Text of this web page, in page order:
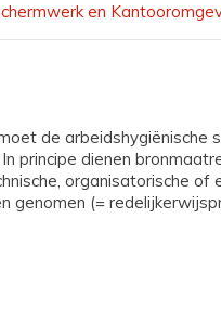
en
de arbeidshygiënische
principe dienen
organisatorische of
genomen (=